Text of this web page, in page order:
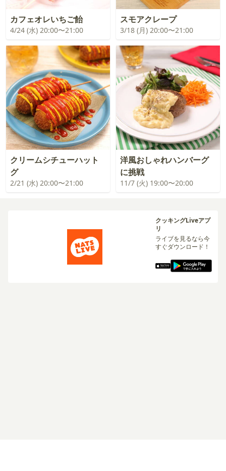
カフェオレいちご飴
4/24 (水) 20:00〜21:00
スモアクレープ
3/18 (月) 20:00〜21:00
クリームシチューハット
グ
2/21 (水) 20:00〜21:00
洋風おしゃれハンバーグ
に挑戦
11/7 (火) 19:00〜20:00
クッキングLiveアプ
リ
ライブを見るなら今
すぐダウンロード！